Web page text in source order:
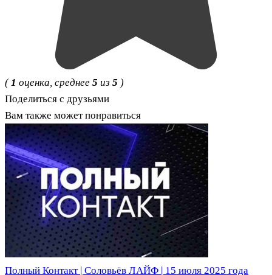
( 1 оценка, среднее 5 из 5 )
Поделиться с друзьями
Вам также может понравиться
Полный Контакт | Соловьёв ЛАЙФ | 15 июля 2025 года